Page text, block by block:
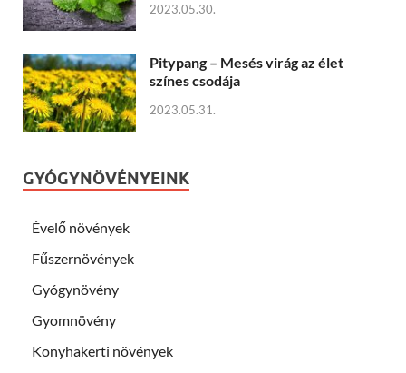
2023.05.30.
Pitypang – Mesés virág az élet
színes csodája
2023.05.31.
GYÓGYNÖVÉNYEINK
Évelő növények
Fűszernövények
Gyógynövény
Gyomnövény
Konyhakerti növények